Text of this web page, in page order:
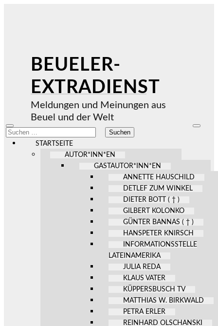
BEUELER-
EXTRADIENST
Meldungen und Meinungen aus
Beuel und der Welt
Mobile-
Menü
ein-/ausblenden
Suchen
nach:
STARTSEITE
AUTOR*INN*EN
GASTAUTOR*INN*EN
ANNETTE HAUSCHILD
DETLEF ZUM WINKEL
DIETER BOTT ( † )
GILBERT KOLONKO
GÜNTER BANNAS ( † )
HANSPETER KNIRSCH
INFORMATIONSSTELLE
LATEINAMERIKA
JULIA REDA
KLAUS VATER
KÜPPERSBUSCH TV
MATTHIAS W. BIRKWALD
PETRA ERLER
REINHARD OLSCHANSKI